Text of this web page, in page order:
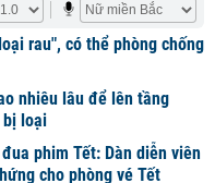
rau", có thể phòng chống
nhiêu lâu để lên tầng
bị loại
phim Tết: Dàn diễn viên
cho phòng vé Tết